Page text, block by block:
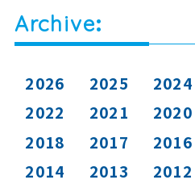
Archive
2026 2025 2024
2022
2021 2020
2018
2017 2016
2014
2013 2012